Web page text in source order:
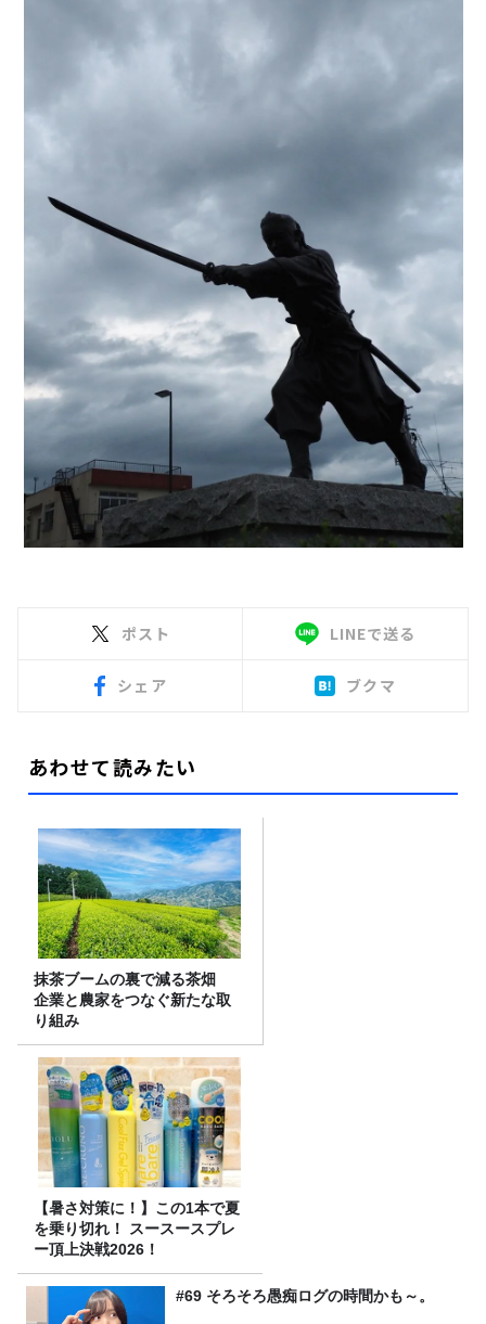
ポスト LINEで送る
シェア ブクマ
あわせて読みたい
抹茶ブームの裏で減る茶畑
企業と農家をつなぐ新たな取
り組み
【暑さ対策に！】この1本で夏
を乗り切れ！ スースースプレ
ー頂上決戦2026！
#69 そろそろ愚痴ログの時間かも～。